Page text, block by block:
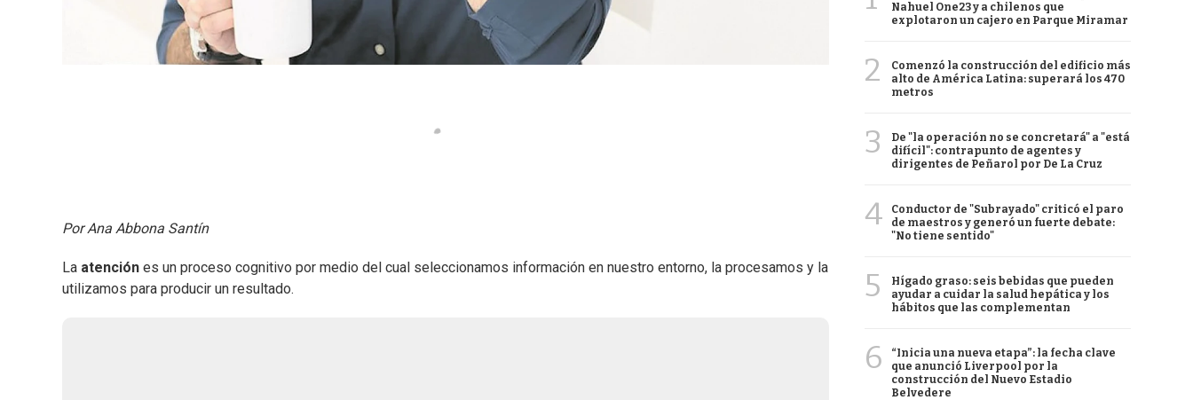
Por Ana Abbona Santín
La atención es un proceso cognitivo por medio del cual seleccionamos información en nuestro entorno, la procesamos y la
utilizamos para producir un resultado.
Nahuel One23 y a chilenos que
explotaron un cajero en Parque Miramar
2
Comenzó la construcción del edificio más
alto de América Latina: superará los 470
metros
3
De "la operación no se concretará" a "está
difícil": contrapunto de agentes y
dirigentes de Peñarol por De La Cruz
4
Conductor de "Subrayado" criticó el paro
de maestros y generó un fuerte debate:
"No tiene sentido"
5
Hígado graso: seis bebidas que pueden
ayudar a cuidar la salud hepática y los
hábitos que las complementan
6
“Inicia una nueva etapa”: la fecha clave
que anunció Liverpool por la
construcción del Nuevo Estadio
Belvedere